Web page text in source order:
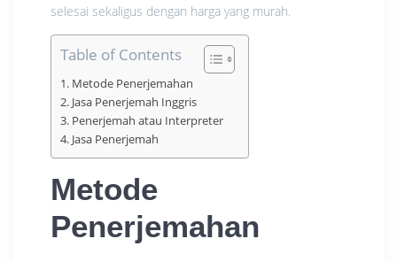
selesai sekaligus dengan harga yang murah.
Table of Contents
Metode Penerjemahan
Jasa Penerjemah Inggris
Penerjemah atau Interpreter
Jasa Penerjemah
Metode
Penerjemahan